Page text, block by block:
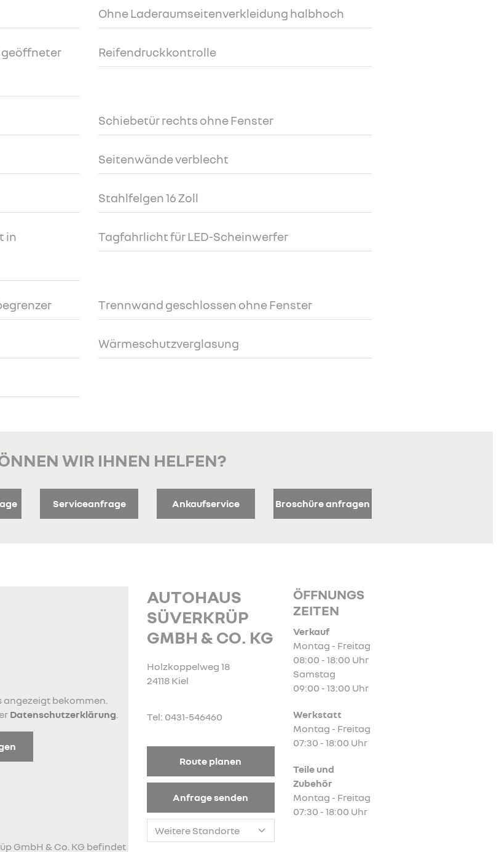
Ohne Laderaumseitenverkleidung halbhoch
geöffneter Reifendruckkontrolle
Schiebetür rechts ohne Fenster
Seitenwände verblecht
Stahlfelgen 16 Zoll
in Tagfahrlicht für LED-Scheinwerfer
Trennwand geschlossen ohne Fenster
Wärmeschutzverglasung
WIR IHNEN HELFEN?
Serviceanfrage Ankaufservice Broschüre anfragen
angezeigt bekommen.
Datenschutzerklärung
GmbH & Co. KG befindet
AUTOHAUS
SÜVERKRÜP
GMBH & CO. KG
Holzkoppelweg 18
24118 Kiel
Tel: 0431-546460
Route planen
Anfrage senden
ÖFFNUNGS
ZEITEN
Verkauf
Montag - Freitag
08:00 - 18:00 Uhr
Samstag
09:00 - 13:00 Uhr
Werkstatt
Montag - Freitag
07:30 - 18:00 Uhr
Teile und
Zubehör
Montag - Freitag
07:30 - 18:00 Uhr